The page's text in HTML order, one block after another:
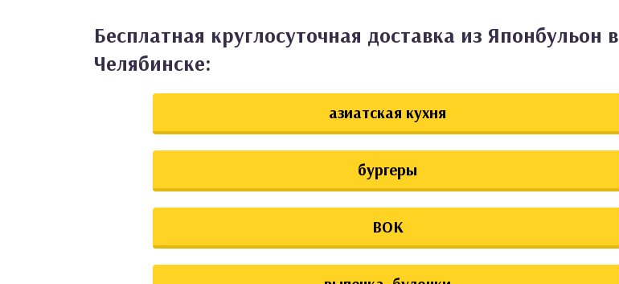
Бесплатная круглосуточная доставка из Японбульон в
Челябинске:
азиатская кухня
бургеры
ВОК